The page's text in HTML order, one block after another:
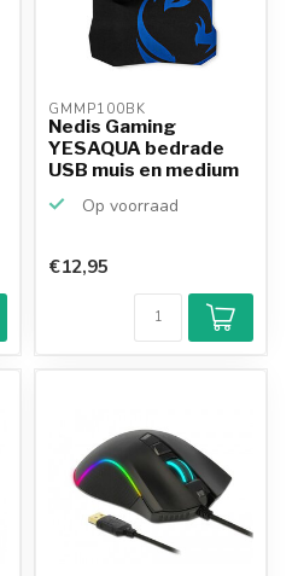
GMMP100BK
Nedis Gaming
YESAQUA bedrade
USB muis en medium
Op voorraad
€12,95